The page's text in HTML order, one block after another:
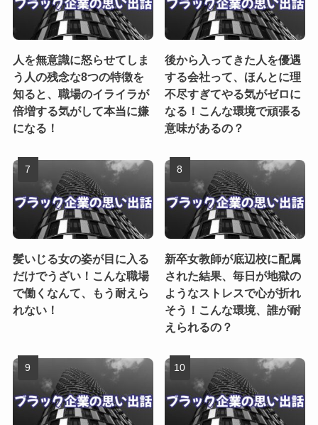
人を無意識に怒らせてしま
う人の残念な8つの特徴を
知ると、職場のイライラが
倍増する気がして本当に嫌
になる！
後から入ってきた人を優遇
する会社って、ほんとに理
不尽すぎてやる気がゼロに
なる！こんな環境で頑張る
意味があるの？
髪いじる女の姿が目に入る
だけでうざい！こんな職場
で働くなんて、もう耐えら
れない！
新卒女教師が底辺校に配属
された結果、毎日が地獄の
ようなストレスで心が折れ
そう！こんな環境、誰が耐
えられるの？